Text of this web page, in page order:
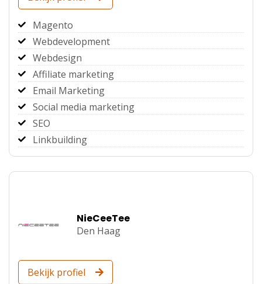
Magento
Webdevelopment
Webdesign
Affiliate marketing
Email Marketing
Social media marketing
SEO
Linkbuilding
NieCeeTee
Den Haag
Bekijk profiel